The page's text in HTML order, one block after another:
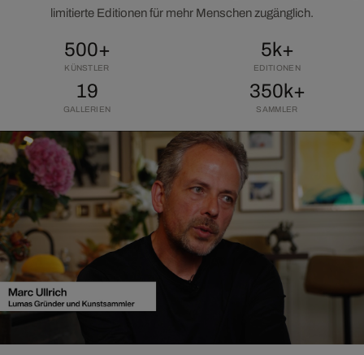
limitierte Editionen für mehr Menschen zugänglich.
500+
KÜNSTLER
5k+
EDITIONEN
19
GALLERIEN
350k+
SAMMLER